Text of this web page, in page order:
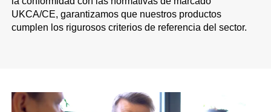
UKCA/CE, garantizamos que nuestros productos
cumplen los rigurosos criterios de referencia del sector.